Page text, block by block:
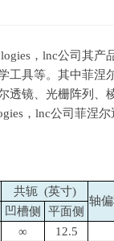
， lnc公司其产
工具等。其中菲涅
透镜、光栅阵列、
， lnc公司菲涅尔
共轭(英寸)
轴偏
凹槽侧
平面侧
∞ 12.5